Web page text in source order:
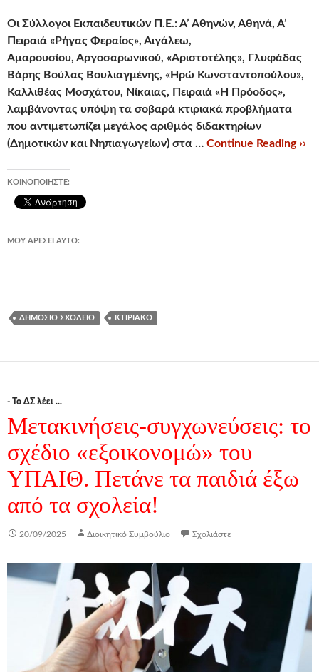
Οι Σύλλογοι Εκπαιδευτικών Π.Ε.: Α’ Αθηνών, Αθηνά, Α’
Πειραιά «Ρήγας Φεραίος», Αιγάλεω,
Αμαρουσίου, Αργοσαρωνικού, «Αριστοτέλης», Γλυφάδας
Βάρης Βούλας Βουλιαγμένης, «Ηρώ Κωνσταντοπούλου»,
Καλλιθέας Μοσχάτου, Νίκαιας, Πειραιά «Η Πρόοδος»,
λαμβάνοντας υπόψη τα σοβαρά κτιριακά προβλήματα
που αντιμετωπίζει μεγάλος αριθμός διδακτηρίων
(Δημοτικών και Νηπιαγωγείων) στα … Continue Reading ››
ΚΟΙΝΟΠΟΙΉΣΤΕ:
ΜΟΥ ΑΡΈΣΕΙ ΑΥΤΌ:
ΔΗΜΌΣΙΟ ΣΧΟΛΕΊΟ ΚΤΙΡΙΑΚΌ
- Το ΔΣ λέει ...
Μετακινήσεις-συγχωνεύσεις: το
σχέδιο «εξοικονομώ» του
ΥΠΑΙΘ. Πετάνε τα παιδιά έξω
από τα σχολεία!
20/09/2025 Διοικητικό Συμβούλιο Σχολιάστε